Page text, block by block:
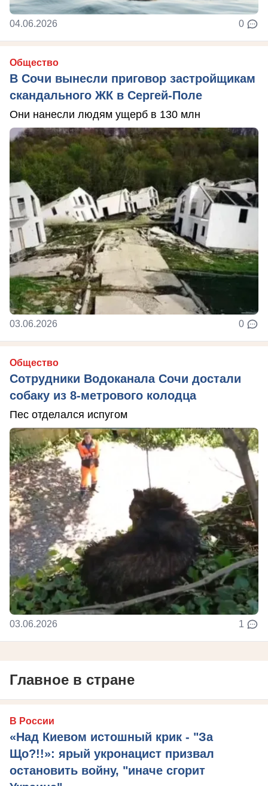
04.06.2026 0
Общество
В Сочи вынесли приговор застройщикам
скандального ЖК в Сергей-Поле
Они нанесли людям ущерб в 130 млн
03.06.2026 0
Общество
Сотрудники Водоканала Сочи достали
собаку из 8-метрового колодца
Пес отделался испугом
03.06.2026 1
Главное в стране
В России
«Над Киевом истошный крик - "За
Що?!!»: ярый укронацист призвал
остановить войну, "иначе сгорит